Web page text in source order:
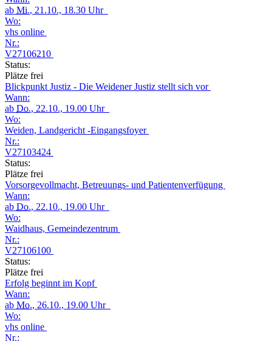
ab Mi., 21.10., 18.30 Uhr
Wo:
vhs online
Nr.:
V27106210
Status:
Plätze frei
Blickpunkt Justiz - Die Weidener Justiz stellt sich vor
Wann:
ab Do., 22.10., 19.00 Uhr
Wo:
Weiden, Landgericht -Eingangsfoyer
Nr.:
V27103424
Status:
Plätze frei
Vorsorgevollmacht, Betreuungs- und Patientenverfügung
Wann:
ab Do., 22.10., 19.00 Uhr
Wo:
Waidhaus, Gemeindezentrum
Nr.:
V27106100
Status:
Plätze frei
Erfolg beginnt im Kopf
Wann:
ab Mo., 26.10., 19.00 Uhr
Wo:
vhs online
Nr.: